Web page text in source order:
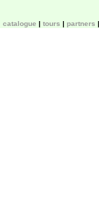
catalogue tours partners